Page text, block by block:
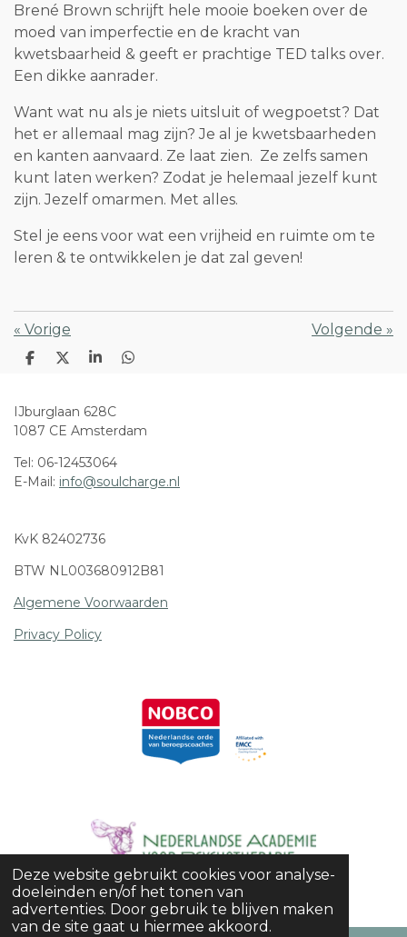
Deze website gebruikt cookies voor analyse-
doeleinden en/of het tonen van
advertenties. Door gebruik te blijven maken
van de site gaat u hiermee akkoord.
Brené Brown schrijft hele mooie boeken over de
moed van imperfectie en de kracht van
kwetsbaarheid & geeft er prachtige TED talks over.
Een dikke aanrader.
Want wat nu als je niets uitsluit of wegpoetst? Dat
het er allemaal mag zijn? Je al je kwetsbaarheden
en kanten aanvaard. Ze laat zien. Ze zelfs samen
kunt laten werken? Zodat je helemaal jezelf kunt
zijn. Jezelf omarmen. Met alles.
Stel je eens voor wat een vrijheid en ruimte om te
leren & te ontwikkelen je dat zal geven!
« Vorige Volgende »
D
e
n
D
l
S
r
e
D
IJburglaan 628C
1087 CE Amsterdam
Tel: 06-12453064
E-Mail: info@soulcharge.nl
KvK 82402736
BTW NL003680912B81
Algemene Voorwaarden
Privacy Policy
© 2021 - 2026 SoulCharge